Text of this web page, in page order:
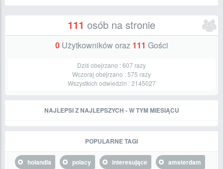
111 osób na stronie
0Użytkowników oraz 111 Gości
Dziś obejrzano :607 razy
Wczoraj obejrzano :575 razy
Wszystkich odwiedzin :2145027
NAJLEPSI Z NAJLEPSZYCH - W TYM MIESIĄCU
POPULARNE TAGI
holandia polacy interesujące
amsterdam